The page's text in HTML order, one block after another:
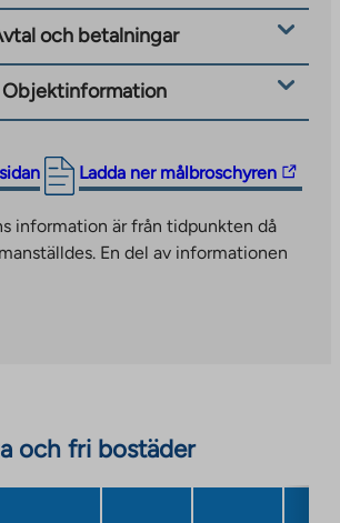
external
site
och betalningar
Objektinformation
Ladda ner målbroschyren
The
takes
you
in
new
information är från tidpunkten då
En del av informationen
och fri bostäder